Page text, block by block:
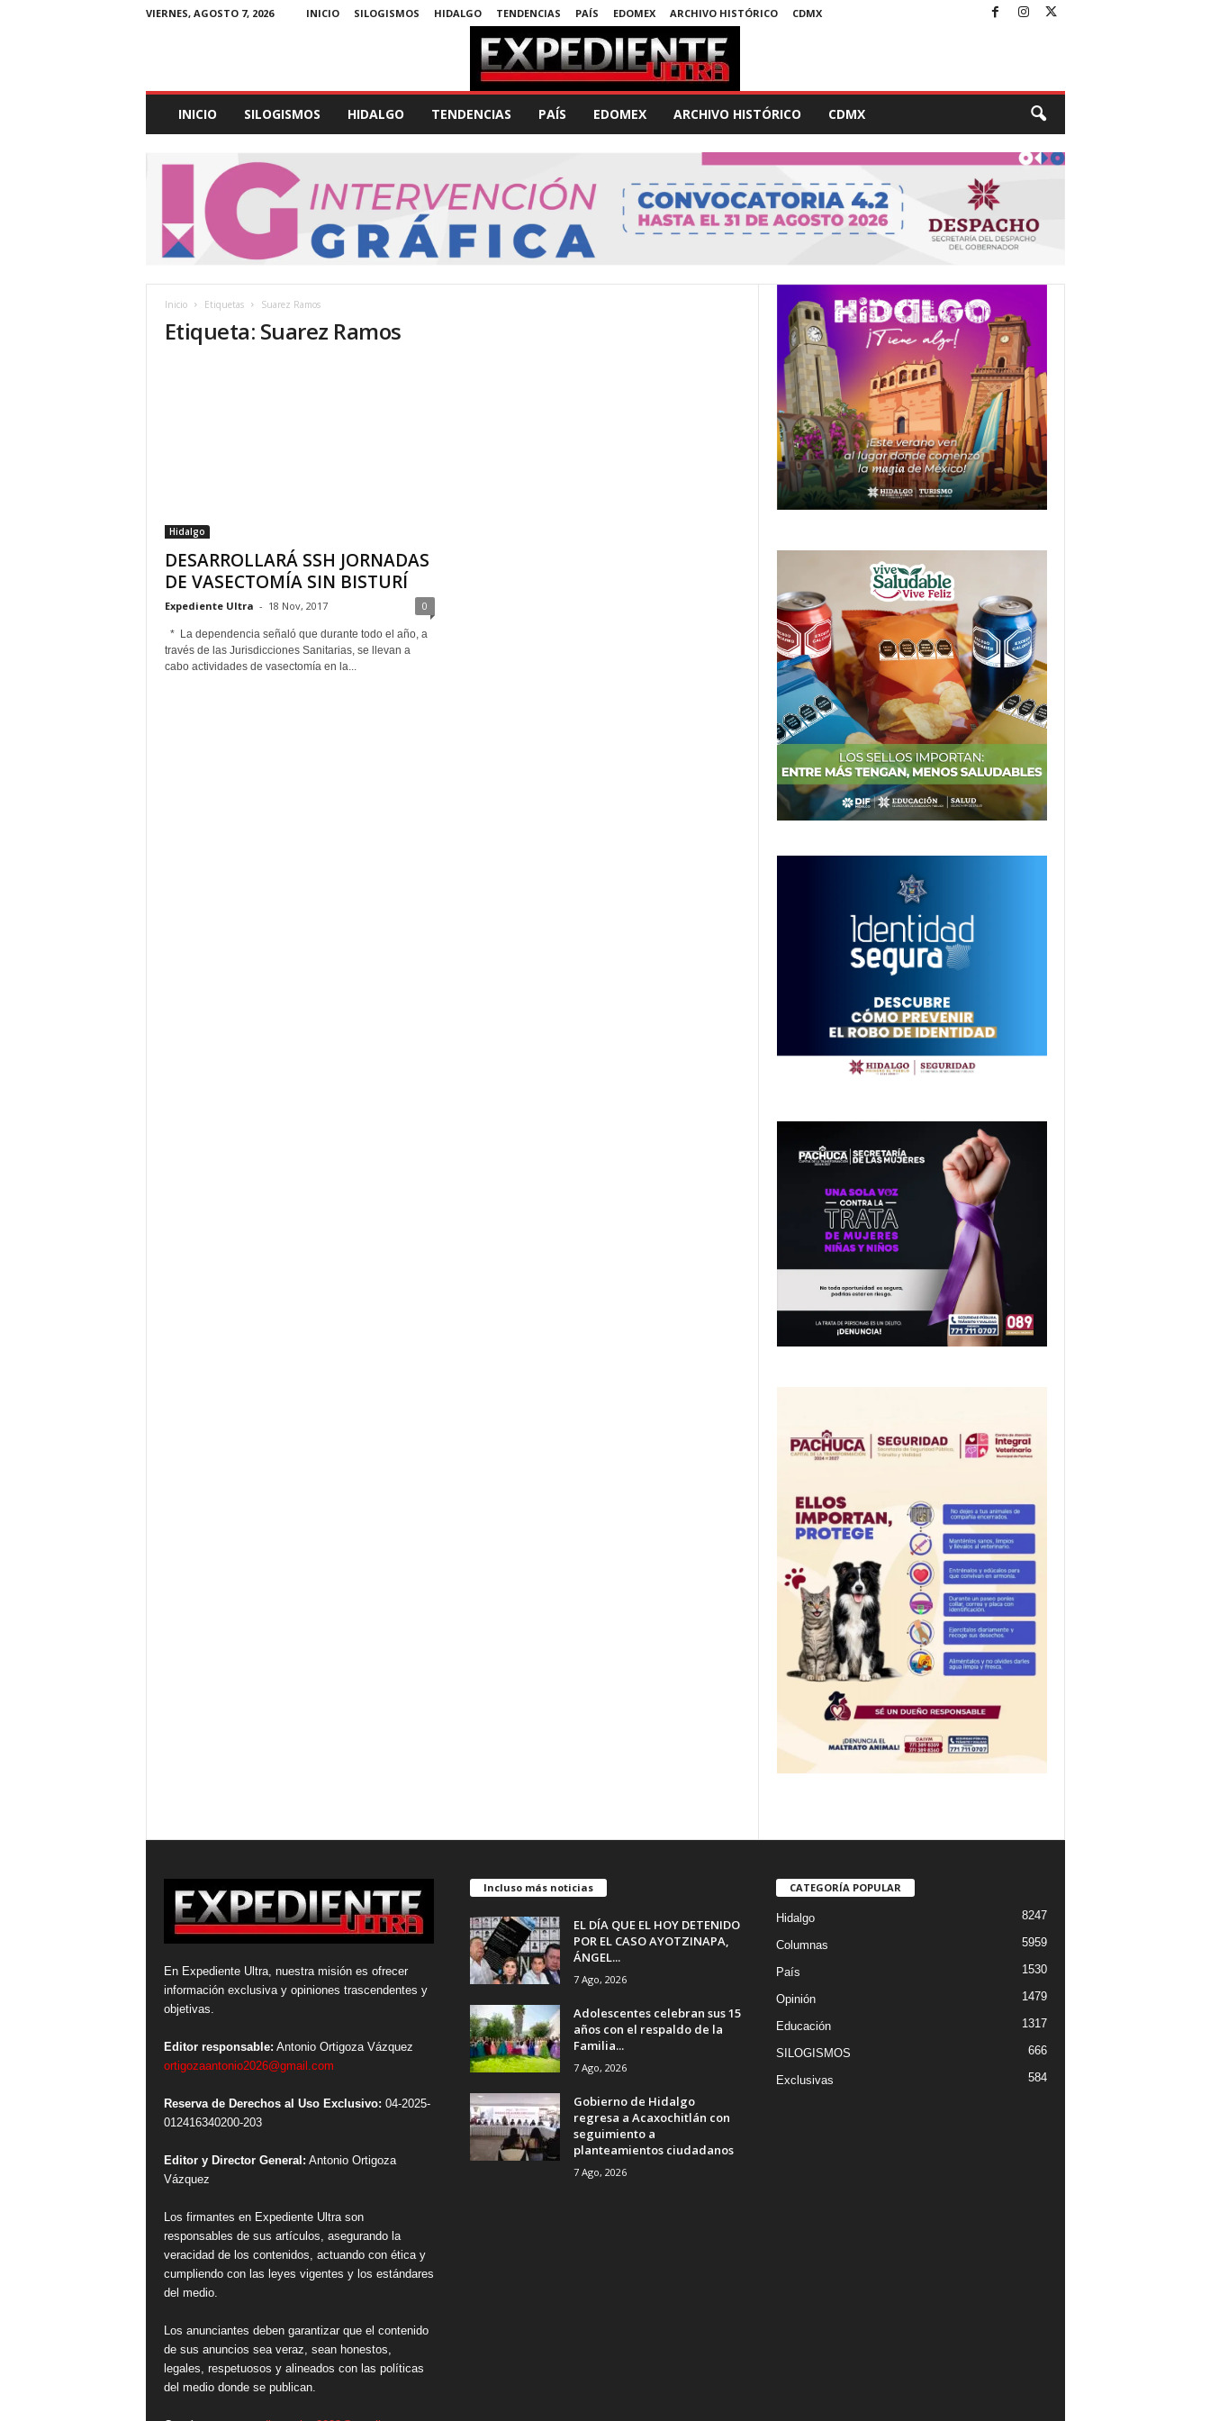
VIERNES, AGOSTO 7, 2026 INICIO SILOGISMOS HIDALGO TENDENCIAS PAÍS EDOMEX ARCHIVO HISTÓRICO CDMX
p
e
U
INICIO SILOGISMOS HIDALGO TENDENCIAS PAÍS EDOMEX ARCHIVO HISTÓRICO CDMX
Inicio Etiquetas Suarez Ramos
Etiqueta: Suarez Ramos
Hidalgo
DESARROLLARÁ SSH JORNADAS
DE VASECTOMÍA SIN BISTURÍ
Expediente Ultra - 18 Nov, 2017 0
* La dependencia señaló que durante todo el año, a
través de las Jurisdicciones Sanitarias, se llevan a
cabo actividades de vasectomía en la...
En Expediente Ultra, nuestra misión es ofrecer
información exclusiva y opiniones trascendentes y
objetivas.
Editor responsable: Antonio Ortigoza Vázquez
ortigozaantonio2026@gmail.com
Reserva de Derechos al Uso Exclusivo: 04-2025-
012416340200-203
Editor y Director General: Antonio Ortigoza
Vázquez
Los firmantes en Expediente Ultra son
responsables de sus artículos, asegurando la
veracidad de los contenidos, actuando con ética y
cumpliendo con las leyes vigentes y los estándares
del medio.
Los anunciantes deben garantizar que el contenido
de sus anuncios sea veraz, sean honestos,
legales, respetuosos y alineados con las políticas
del medio donde se publican.
Incluso más noticias
EL DÍA QUE EL HOY DETENIDO
POR EL CASO AYOTZINAPA,
ÁNGEL...
7 Ago, 2026
Adolescentes celebran sus 15
años con el respaldo de la
Familia...
7 Ago, 2026
Gobierno de Hidalgo
regresa a Acaxochitlán con
seguimiento a
planteamientos ciudadanos
7 Ago, 2026
CATEGORÍA POPULAR
Hidalgo 8247
Columnas 5959
País 1530
Opinión 1479
Educación 1317
SILOGISMOS 666
Exclusivas 584